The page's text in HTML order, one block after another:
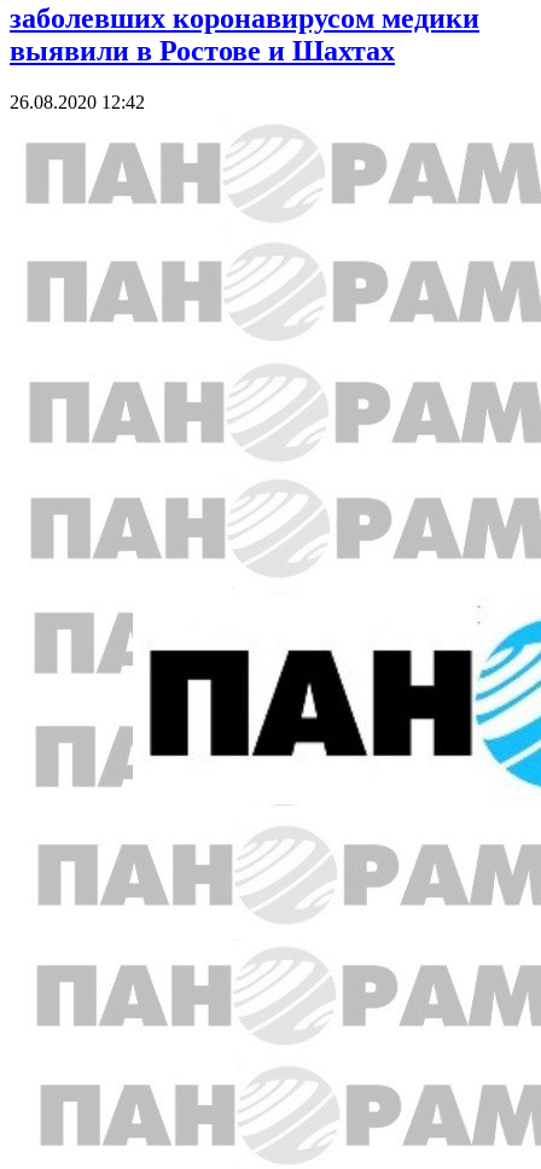
заболевших коронавирусом медики
выявили в Ростове и Шахтах
26.08.2020 12:42